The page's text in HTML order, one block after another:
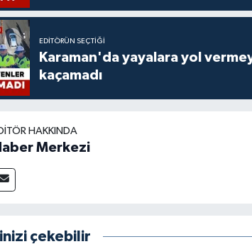
EDITÖRÜN SEÇTIĞI
Karaman'da yayalara yol
kaçamadı
HAKKINDA
Merkezi
çekebilir